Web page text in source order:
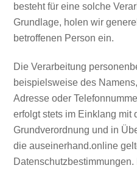
besteht für eine solche
Grundlage, holen wir
betroffenen Person ein.
Die Verarbeitung
beispielsweise des
Adresse oder
erfolgt stets im Einklang mit
Grundverordnung und in
die auseinerhand.online